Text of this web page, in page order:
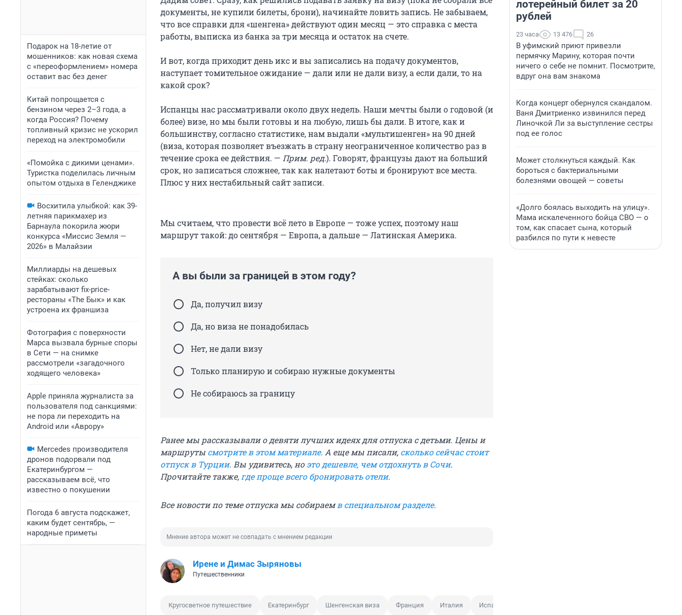
Подарок на 18-летие от
мошенников: как новая схема
с «переоформлением» номера
оставит вас без денег
Китай попрощается с
бензином через 2–3 года, а
когда Россия? Почему
топливный кризис не ускорил
переход на электромобили
«Помойка с дикими ценами».
Туристка поделилась личным
опытом отдыха в Геленджике
Восхитила улыбкой: как 39-
летняя парикмахер из
Барнаула покорила жюри
конкурса «Миссис Земля —
2026» в Малайзии
Миллиарды на дешевых
стейках: сколько
зарабатывают fix-price-
рестораны «The Бык» и как
устроена их франшиза
Фотография с поверхности
Марса вызвала бурные споры
в Сети — на снимке
рассмотрели «загадочного
ходящего человека»
Apple приняла журналиста за
пользователя под санкциями:
не пора ли переходить на
Android или «Аврору»
Mercedes производителя
дронов подорвали под
Екатеринбургом —
рассказываем всё, что
известно о покушении
Погода 6 августа подскажет,
каким будет сентябрь, —
народные приметы
документы, не купили билеты, брони), начинайте ловить запись. Не забываем,
что все справки для «шенгена» действуют один месяц — это справка с места
работы, выписка из банка за три месяца и остаток на счете.
И вот, когда приходит день икс и вы записались на подачу документов,
наступает томительное ожидание — дали или не дали визу, а если дали, то на
какой срок?
Испанцы нас рассматривали около двух недель. Наши мечты были о годовой (и
более) визе, но мы были готовы и на любую, лишь бы дали. В итоге, как и
большинству, согласно статистике, нам выдали «мультишенген» на 90 дней
(виза, которая позволяет въезжать в страну неограниченное количество раз в
течение срока ее действия. — Прим. ред.). Говорят, французы дают на больший
срок, но записаться сложнее, так как налетают боты и бронируют все места.
Плюс у них нестабильный сайт записи.
Мы считаем, что провести всё лето в Европе — тоже успех, поэтому наш
маршрут такой: до сентября — Европа, а дальше — Латинская Америка.
А вы были за границей в этом году?
Да, получил визу
Да, но виза не понадобилась
Нет, не дали визу
Только планирую и собираю нужные документы
Не собираюсь за границу
Ранее мы рассказывали о девяти лучших идеях для отпуска с детьми. Цены и
маршруты смотрите в этом материале. А еще мы писали, сколько сейчас стоит
отпуск в Турции. Вы удивитесь, ноэто дешевле, чем отдохнуть в Сочи.
Прочитайте также, где проще всего бронировать отели.
Все новости по теме отпуска мы собираемв специальном разделе.
Мнение автора может не совпадать с мнением редакции
Ирене и Димас Зыряновы
Путешественники
Кругосветное путешествие Екатеринбург Шенгенская виза Франция Италия Испания
лотерейный билет за 20
рублей
23 часа 13 476 26
В уфимский приют привезли
пермячку Марину, которая почти
ничего о себе не помнит. Посмотрите,
вдруг она вам знакома
Когда концерт обернулся скандалом.
Ваня Дмитриенко извинился перед
Линочкой Ли за выступление сестры
под ее голос
Может столкнуться каждый. Как
бороться с бактериальными
болезнями овощей — советы
«Долго боялась выходить на улицу».
Мама искалеченного бойца СВО — о
том, как спасает сына, который
разбился по пути к невесте